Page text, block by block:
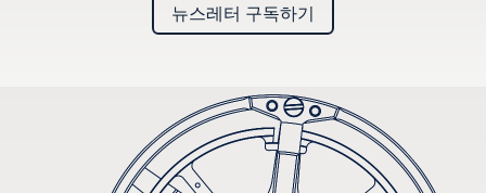
뉴스레터 구독하기